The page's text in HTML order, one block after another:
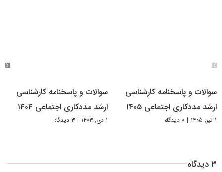
سوالات و پاسخنامه کارشناسی
ارشد مددکاری اجتماعی ۱۴۰۵
۱ تیر, ۱۴۰۵ | ۰ دیدگاه
سوالات و پاسخنامه کارشناسی
ارشد مددکاری اجتماعی ۱۴۰۴
۱ دی, ۱۴۰۳ | ۳ دیدگاه
۳ دیدگاه